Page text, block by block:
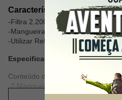
Características Gerais - Fácil
-Filtra 2.200 litros de água por hora
-Mangueira de 1,5m
-Utilizar Refil para Filtro código
Especificações Técnicas:
Conteúdo da Embalagem - 1 Filtro
-2 Mangueiras
-4 Braçadeiras
Ver descrição